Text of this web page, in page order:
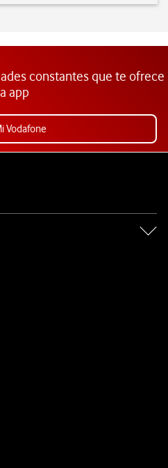
constantes que te ofrece
app
Vodafone
de Vodafone